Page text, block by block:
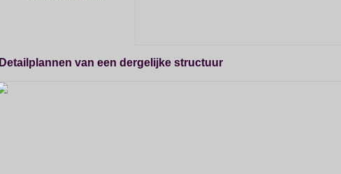
Detailplannen van een dergelijke structuur